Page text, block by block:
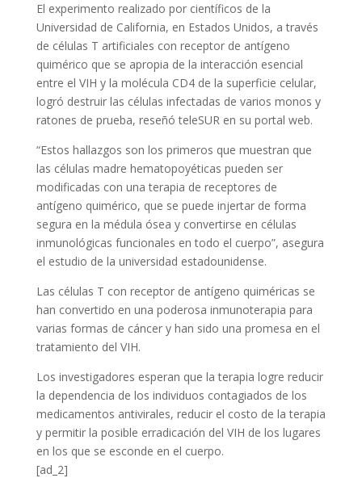
El experimento realizado por científicos de la
Universidad de California, en Estados Unidos, a través
de células T artificiales con receptor de antígeno
quimérico que se apropia de la interacción esencial
entre el VIH y la molécula CD4 de la superficie celular,
logró destruir las células infectadas de varios monos y
ratones de prueba, reseñó teleSUR en su portal web.
“Estos hallazgos son los primeros que muestran que
las células madre hematopoyéticas pueden ser
modificadas con una terapia de receptores de
antígeno quimérico, que se puede injertar de forma
segura en la médula ósea y convertirse en células
inmunológicas funcionales en todo el cuerpo”, asegura
el estudio de la universidad estadounidense.
Las células T con receptor de antígeno quiméricas se
han convertido en una poderosa inmunoterapia para
varias formas de cáncer y han sido una promesa en el
tratamiento del VIH.
Los investigadores esperan que la terapia logre reducir
la dependencia de los individuos contagiados de los
medicamentos antivirales, reducir el costo de la terapia
y permitir la posible erradicación del VIH de los lugares
en los que se esconde en el cuerpo.
[ad_2]